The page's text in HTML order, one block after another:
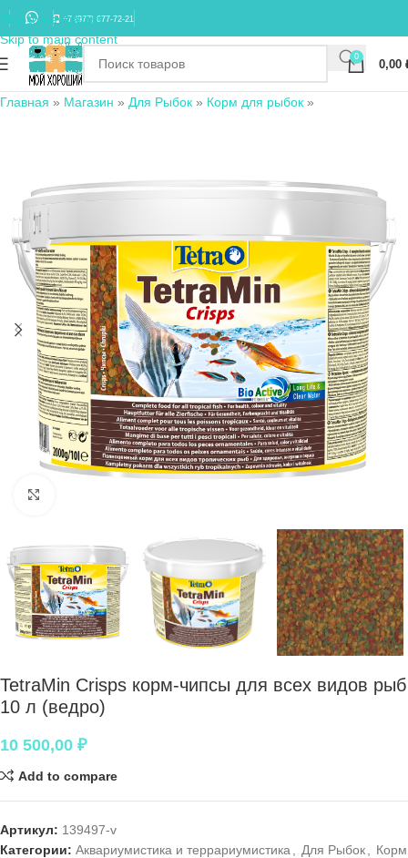
Skip to navigation
Skip to main content
+7 (977) 677-72-21
0
0,00
Главная » Магазин » Для Рыбок » Корм для рыбок »
TetraMin Crisps корм-чипсы для всех видов рыб
10 л (ведро)
10 500,00 ₽
Add to compare
Артикул: 139497-v
Категории: Аквариумистика и террариумистика Для Рыбок
Корм